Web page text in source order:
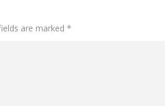
are marked *